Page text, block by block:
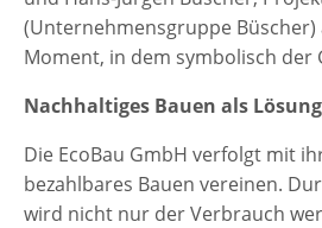
(Unternehmensgruppe Büscher)
Moment, in dem symbolisch
Nachhaltiges Bauen als
Die EcoBau GmbH verfolgt mit
bezahlbares Bauen vereinen.
wird nicht nur der Verbrauch